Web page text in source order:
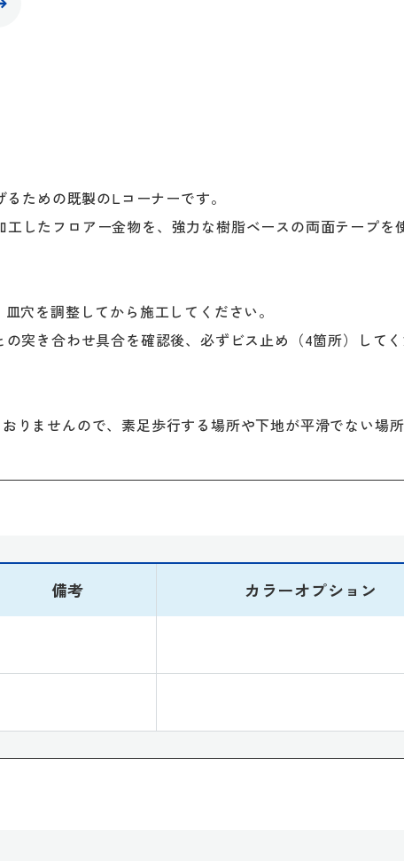
ための既製のLコーナーです。
したフロアー金物を、強力な樹脂ベースの両面テープを
穴を調整してから施工してください。
突き合わせ具合を確認後、必ずビス止め（4箇所）して
ませんので、素足歩行する場所や下地が平滑でない場所
備考 カラーオプション